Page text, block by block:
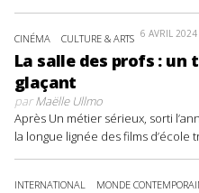
CINÉMA CULTURE & ARTS 6 AVRIL 2024
La salle des profs :
glaçant
parMaëlle Ullmo
Après Un métier sérieux, sorti
la longue lignée des films d’école
INTERNATIONAL MONDE